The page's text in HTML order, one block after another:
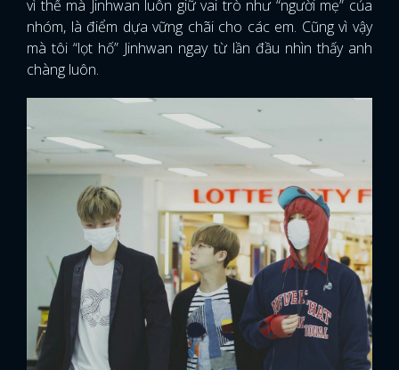
vì thế mà Jinhwan luôn giữ vai trò như “người mẹ” của
nhóm, là điểm dựa vững chãi cho các em. Cũng vì vậy
mà tôi “lọt hố” Jinhwan ngay từ lần đầu nhìn thấy anh
chàng luôn.